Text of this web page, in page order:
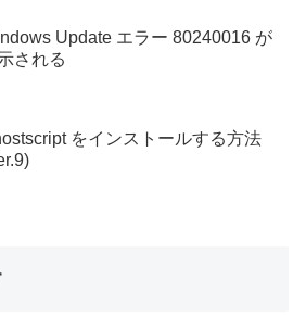
Update エラー 80240016 が
される
をインストールする方法